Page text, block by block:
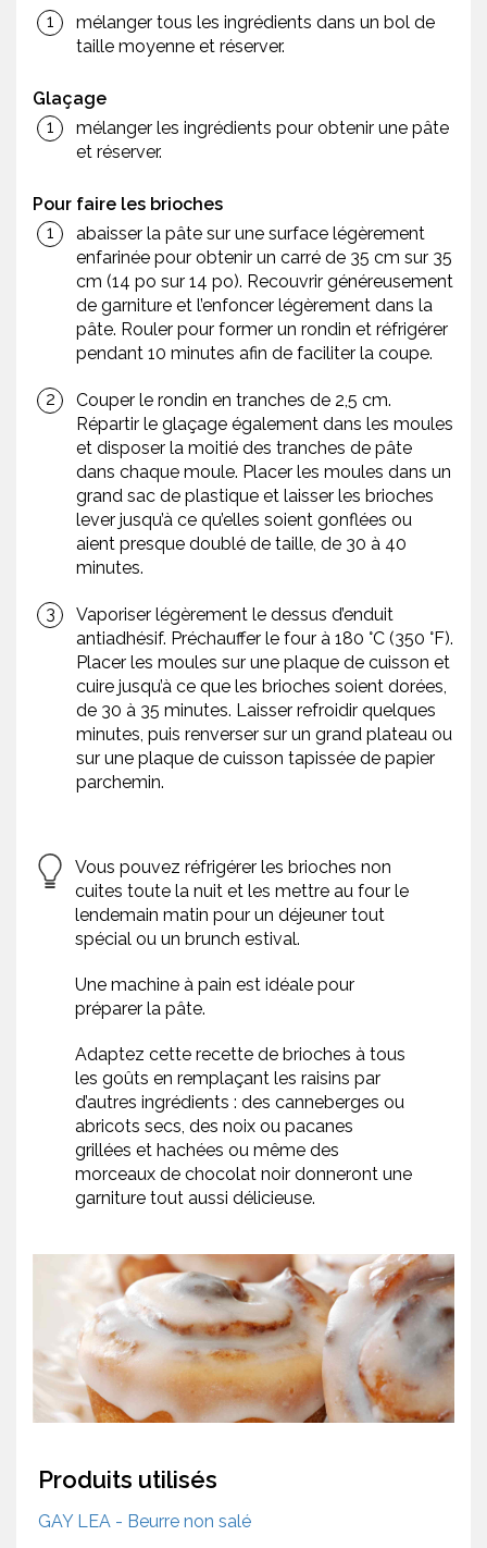
mélanger tous les ingrédients dans un bol de
taille moyenne et réserver.
Glaçage
mélanger les ingrédients pour obtenir une pâte
et réserver.
Pour faire les brioches
abaisser la pâte sur une surface légèrement
enfarinée pour obtenir un carré de 35 cm sur 35
cm (14 po sur 14 po). Recouvrir généreusement
de garniture et l’enfoncer légèrement dans la
pâte. Rouler pour former un rondin et réfrigérer
pendant 10 minutes afin de faciliter la coupe.
Couper le rondin en tranches de 2,5 cm.
Répartir le glaçage également dans les moules
et disposer la moitié des tranches de pâte
dans chaque moule. Placer les moules dans un
grand sac de plastique et laisser les brioches
lever jusqu’à ce qu’elles soient gonflées ou
aient presque doublé de taille, de 30 à 40
minutes.
Vaporiser légèrement le dessus d’enduit
antiadhésif. Préchauffer le four à 180 °C (350 °F).
Placer les moules sur une plaque de cuisson et
cuire jusqu’à ce que les brioches soient dorées,
de 30 à 35 minutes. Laisser refroidir quelques
minutes, puis renverser sur un grand plateau ou
sur une plaque de cuisson tapissée de papier
parchemin.
Vous pouvez réfrigérer les brioches non
cuites toute la nuit et les mettre au four le
lendemain matin pour un déjeuner tout
spécial ou un brunch estival.
Une machine à pain est idéale pour
préparer la pâte.
Adaptez cette recette de brioches à tous
les goûts en remplaçant les raisins par
d’autres ingrédients : des canneberges ou
abricots secs, des noix ou pacanes
grillées et hachées ou même des
morceaux de chocolat noir donneront une
garniture tout aussi délicieuse.
Produits utilisés
GAY LEA - Beurre non salé